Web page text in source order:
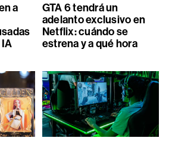
a
GTA 6 tendrá un
adelanto exclusivo en
Netflix: cuándo se
estrena y a qué hora